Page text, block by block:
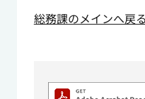
総務課のメインへ戻る